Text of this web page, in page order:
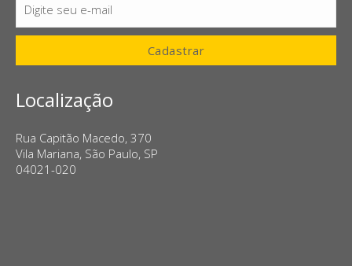
E-
mail
Digite seu e-mail
Cadastrar
Localização
Rua Capitão Macedo, 370
Vila Mariana, São Paulo, SP
04021-020